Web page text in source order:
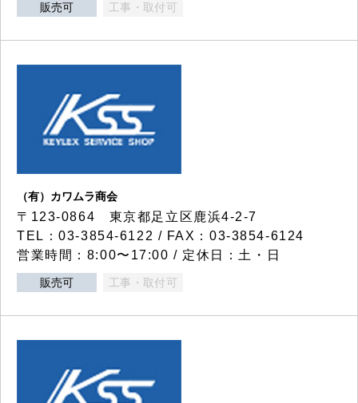
販売可 工事・取付可
（有）カワムラ商会
〒123-0864 東京都足立区鹿浜4-2-7
TEL：03-3854-6122 / FAX：03-3854-6124
営業時間：8:00〜17:00 / 定休日：土・日
販売可 工事・取付可